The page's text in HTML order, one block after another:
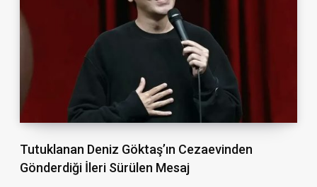
Tutuklanan Deniz Göktaş’ın Cezaevinden
Gönderdiği İleri Sürülen Mesaj